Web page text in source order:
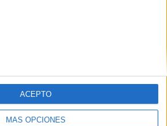
MÁS OPCIONES
ACEPTO